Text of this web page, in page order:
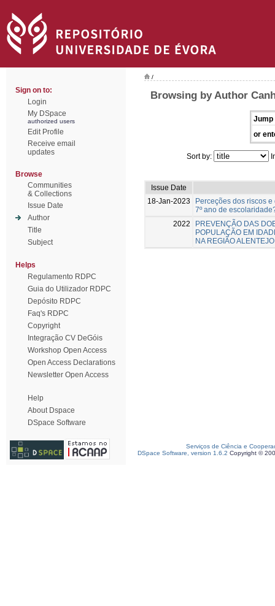
Sign on to:
Login
My DSpace
authorized users
Edit Profile
Receive email
updates
Browse
Communities
& Collections
Issue Date
Author
Title
Subject
Helps
Regulamento RDPC
Guia do Utilizador RDPC
Depósito RDPC
Faq's RDPC
Copyright
Integração CV DeGóis
Workshop Open Access
Open Access Declarations
Newsletter Open Access
Help
About Dspace
DSpace Software
/
Browsing by Author
Jump
or
Sort by:
Issue Date
18-Jan-2023
Perceções dos riscos
7º ano de
2022
PREVENÇÃO DAS
POPULAÇÃO EM
NA REGIÃO ALENTEJO
Serviços de Ciência e
DSpace Software, version 1.6.2 Copyright ©